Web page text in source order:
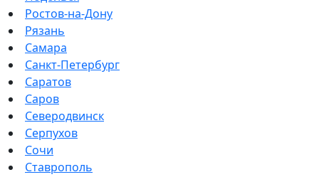
Ростов-на-Дону
Рязань
Самара
Санкт-Петербург
Саратов
Саров
Северодвинск
Серпухов
Сочи
Ставрополь